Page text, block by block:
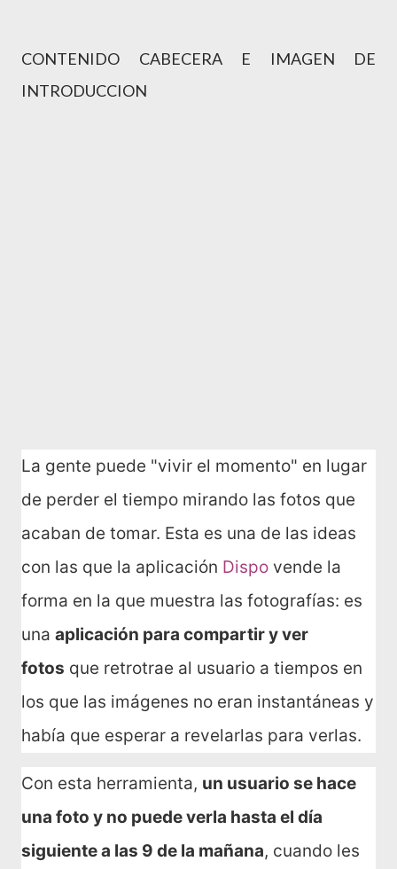
CONTENIDO CABECERA E IMAGEN DE
INTRODUCCION
La gente puede "vivir el momento" en lugar
de perder el tiempo mirando las fotos que
acaban de tomar. Esta es una de las ideas
con las que la aplicación Dispo vende la
forma en la que muestra las fotografías: es
una aplicación para compartir y ver
fotos que retrotrae al usuario a tiempos en
los que las imágenes no eran instantáneas y
había que esperar a revelarlas para verlas.
Con esta herramienta, un usuario se hace
una foto y no puede verla hasta el día
siguiente a las 9 de la mañana, cuando les